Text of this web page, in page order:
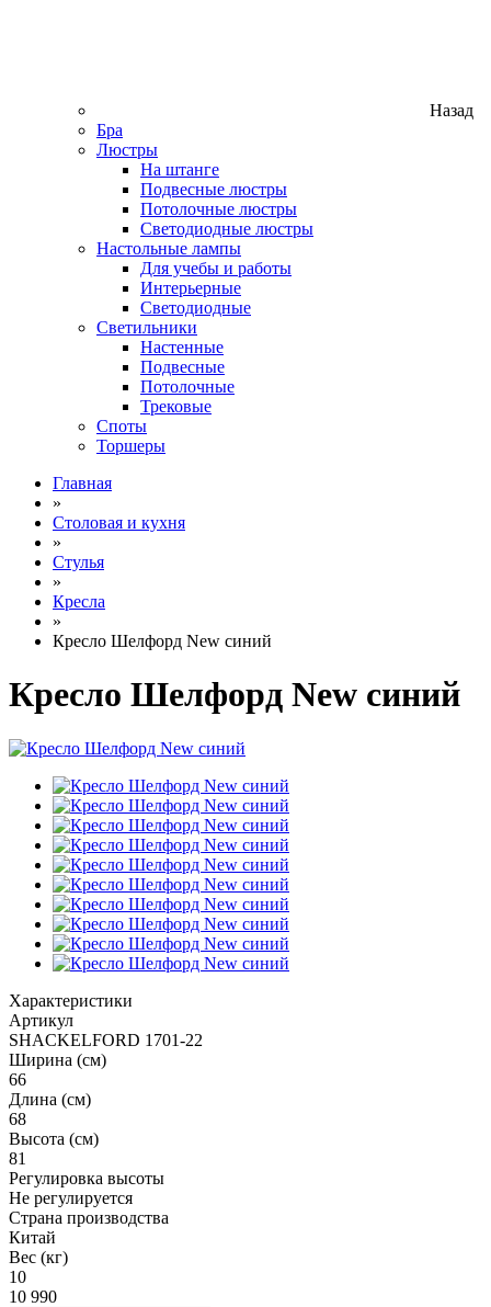
Назад
Бра
Люстры
На штанге
Подвесные люстры
Потолочные люстры
Светодиодные люстры
Настольные лампы
Для учебы и работы
Интерьерные
Светодиодные
Светильники
Настенные
Подвесные
Потолочные
Трековые
Споты
Торшеры
Главная
»
Столовая и кухня
»
Стулья
»
Кресла
»
Кресло Шелфорд New синий
Кресло Шелфорд New синий
Характеристики
Артикул
SHACKELFORD 1701-22
Ширина (см)
66
Длина (см)
68
Высота (см)
81
Регулировка высоты
Не регулируется
Страна производства
Китай
Вес (кг)
10
10 990